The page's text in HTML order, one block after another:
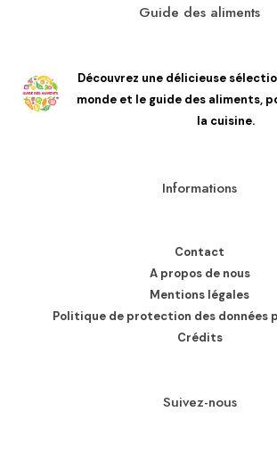
Guide des aliments
Découvrez une délicieuse
monde et le guide des aliments,
la cuisine.
Informations
Contact
A propos de nous
Mentions légales
Politique de protection des données
Crédits
Suivez-nous